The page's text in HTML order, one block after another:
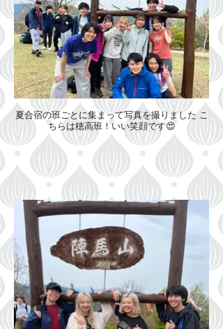
夏合宿の班ごとに集まって写真を撮りました こ
ちらは穂高班！いい笑顔です😍